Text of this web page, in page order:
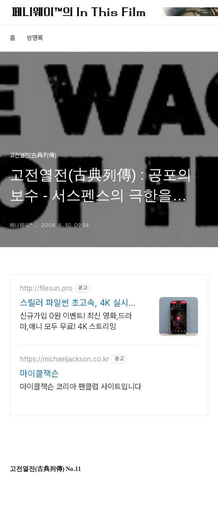
홈 방명록
고전열전(古典列傳)
고전열전(古典列傳) : 공포의
보수 - 서스펜스의 극한을
보여준 걸작 스릴러
페니웨이™ 2009. 8. 10. 09:54
http://filesun.pro 광고
스릴러 파일썬 초고속, 4K 실시간
보기!
신규가입 0원 이벤트! 최신 영화,드라
마,애니 모두 무료! 4K 스트리밍
https://michaeljackson.co.kr 광고
마이클잭슨
마이클잭슨 코리아 팬클럽 사이트입니다
고전열전(古典列傳) No.11